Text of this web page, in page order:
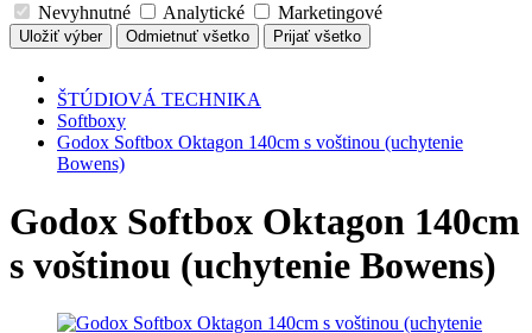
Nevyhnutné Analytické Marketingové
Uložiť výber Odmietnuť všetko Prijať všetko
ŠTÚDIOVÁ TECHNIKA
Softboxy
Godox Softbox Oktagon 140cm s voštinou (uchytenie
Bowens)
Godox Softbox Oktagon 140cm
s voštinou (uchytenie Bowens)